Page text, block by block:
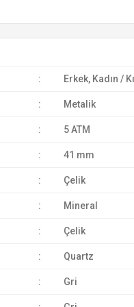
: Erkek, Kadın /
: Metalik
: 5 ATM
: 41 mm
: Çelik
: Mineral
: Çelik
: Quartz
: Gri